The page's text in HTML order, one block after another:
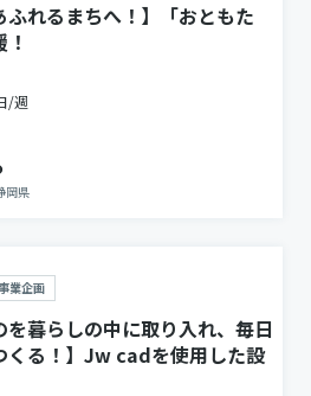
ふれるまちへ！】「おともた
/週
岡県
業企画
を暮らしの中に取り入れ、毎日
くる！】Jw cadを使用した設